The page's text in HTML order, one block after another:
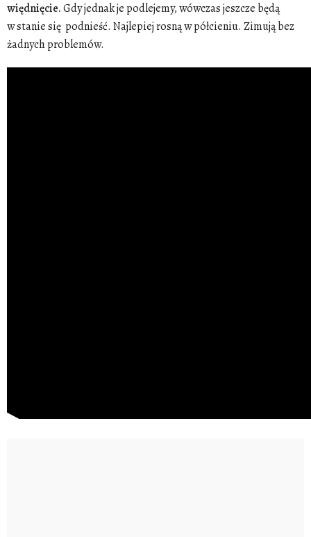
więdnięcie.Gdy jednak je podlejemy, wówczas jeszcze będą
w stanie się podnieść. Najlepiej rosną w półcieniu. Zimują bez
żadnych problemów.